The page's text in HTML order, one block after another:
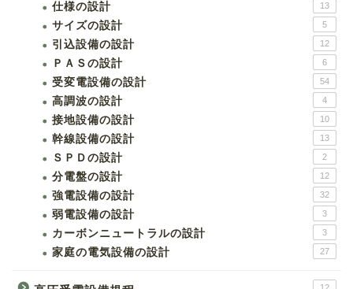
仕様の設計 13
サイズの設計 5
引込設備の設計 12
ＰＡＳの設計 6
受変電設備の設計 54
高調波の設計 4
接地設備の設計 10
幹線設備の設計 13
ＳＰＤの設計 2
分電盤の設計 12
強電設備の設計 32
弱電設備の設計 3
カーボンニュートラルの設計 3
家庭の電気設備の設計 27